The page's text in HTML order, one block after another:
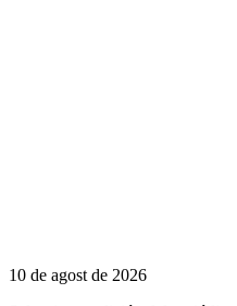
10 de agost de 2026